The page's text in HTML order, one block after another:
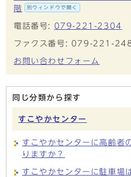
階
別ウィンドウで開く
電話番号: 079-221-2304
ファクス番号: 079-221-
お問い合わせフォーム
同じ分類から探す
すこやかセンター
すこやかセンターに高齢者
りますか？
すこやかセンターに駐車場